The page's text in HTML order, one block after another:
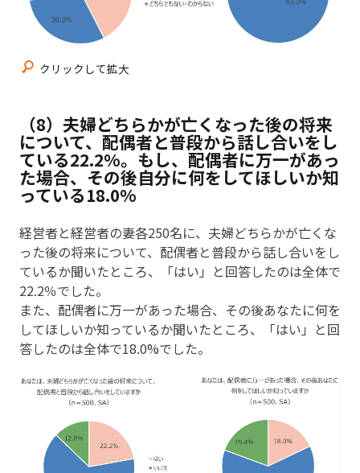
クリックして拡大
（8）夫婦どちらかが亡くなった後の将来
について、配偶者と普段から話し合いをし
ている22.2%。もし、配偶者に万一があっ
た場合、その後自分に何をしてほしいか知
っている18.0%
経営者と経営者の妻各250名に、夫婦どちらかが亡くな
った後の将来について、配偶者と普段から話し合いをし
ているか聞いたところ、「はい」と回答したのは全体で
22.2％でした。
また、配偶者に万一があった場合、その後あなたに何を
してほしいか知っているか聞いたところ、「はい」と回
答したのは全体で18.0%でした。